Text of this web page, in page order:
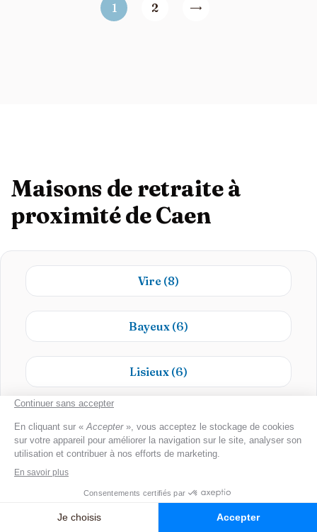
1 2
Maisons de retraite à
proximité de Caen
Vire (8)
Bayeux (6)
Lisieux (6)
(3)